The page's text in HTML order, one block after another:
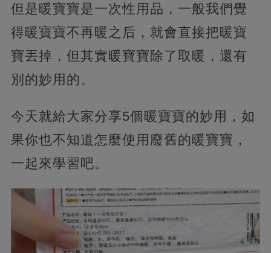
但是暖寶寶是一次性用品，一般我們覺
得暖寶寶不再暖之后，就會直接把暖寶
寶丟掉，但其實暖寶寶除了取暖，還有
別的妙用的。
今天就給大家分享5個暖寶寶的妙用，如
果你也不知道怎麼使用廢舊的暖寶寶，
一起來學習吧。